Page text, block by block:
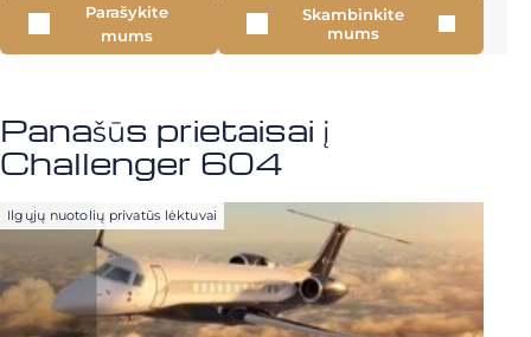
Parašykite
mums
Skambinkite
mums
Panašūs prietaisai į
Challenger 604
Ilgųjų nuotolių privatūs lėktuvai